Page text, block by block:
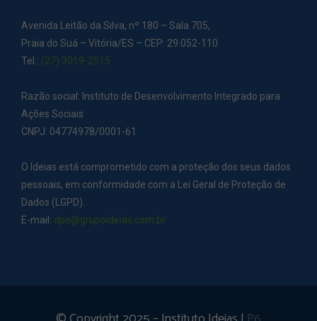
Avenida Leitão da Silva, nº 180 – Sala 705,
Praia do Suá – Vitória/ES – CEP: 29.052-110
Tel.: (27) 3019-2515
Razão social: Instituto de Desenvolvimento Integrado para
Ações Sociais
CNPJ: 04774978/0001-61
O Ideias está comprometido com a proteção dos seus dados
pessoais, em conformidade com a Lei Geral de Proteção de
Dados (LGPD).
E-mail: dpo@grupoideias.com.br